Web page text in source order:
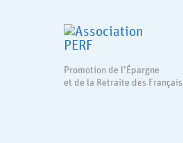
Promotion de l’Épargne
et de la Retraite des Français